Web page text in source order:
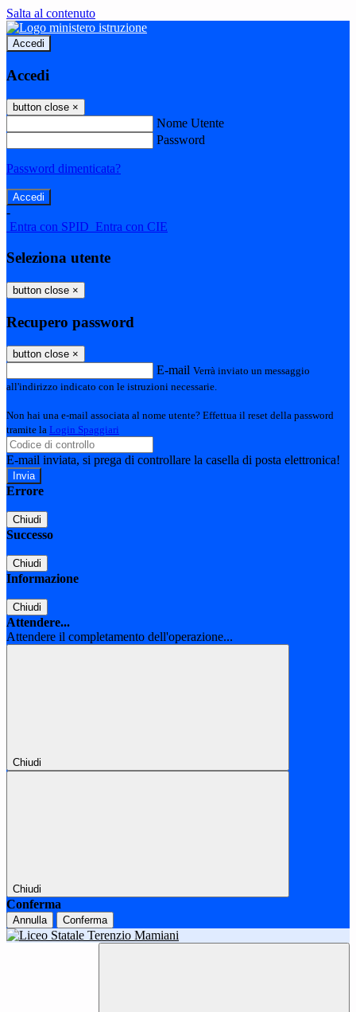
Salta al contenuto
Accedi
Accedi
button close ×
Nome Utente
Password
Password dimenticata?
-
Entra con SPID Entra con CIE
Seleziona utente
button close ×
Recupero password
button close ×
E-mail Verrà inviato un messaggio
all'indirizzo indicato con le istruzioni necessarie.
Non hai una e-mail associata al nome utente? Effettua il reset della password
tramite la Login Spaggiari
E-mail inviata, si prega di controllare la casella di posta elettronica!
Errore
Chiudi
Successo
Chiudi
Informazione
Chiudi
Attendere...
Attendere il completamento dell'operazione...
Chiudi
Chiudi
Conferma
Annulla Conferma